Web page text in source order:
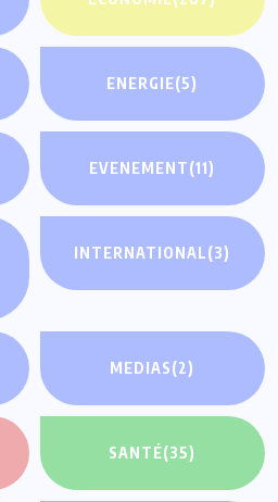
ENERGIE(5)
EVENEMENT(11)
INTERNATIONAL(3)
MEDIAS(2)
SANTÉ(35)